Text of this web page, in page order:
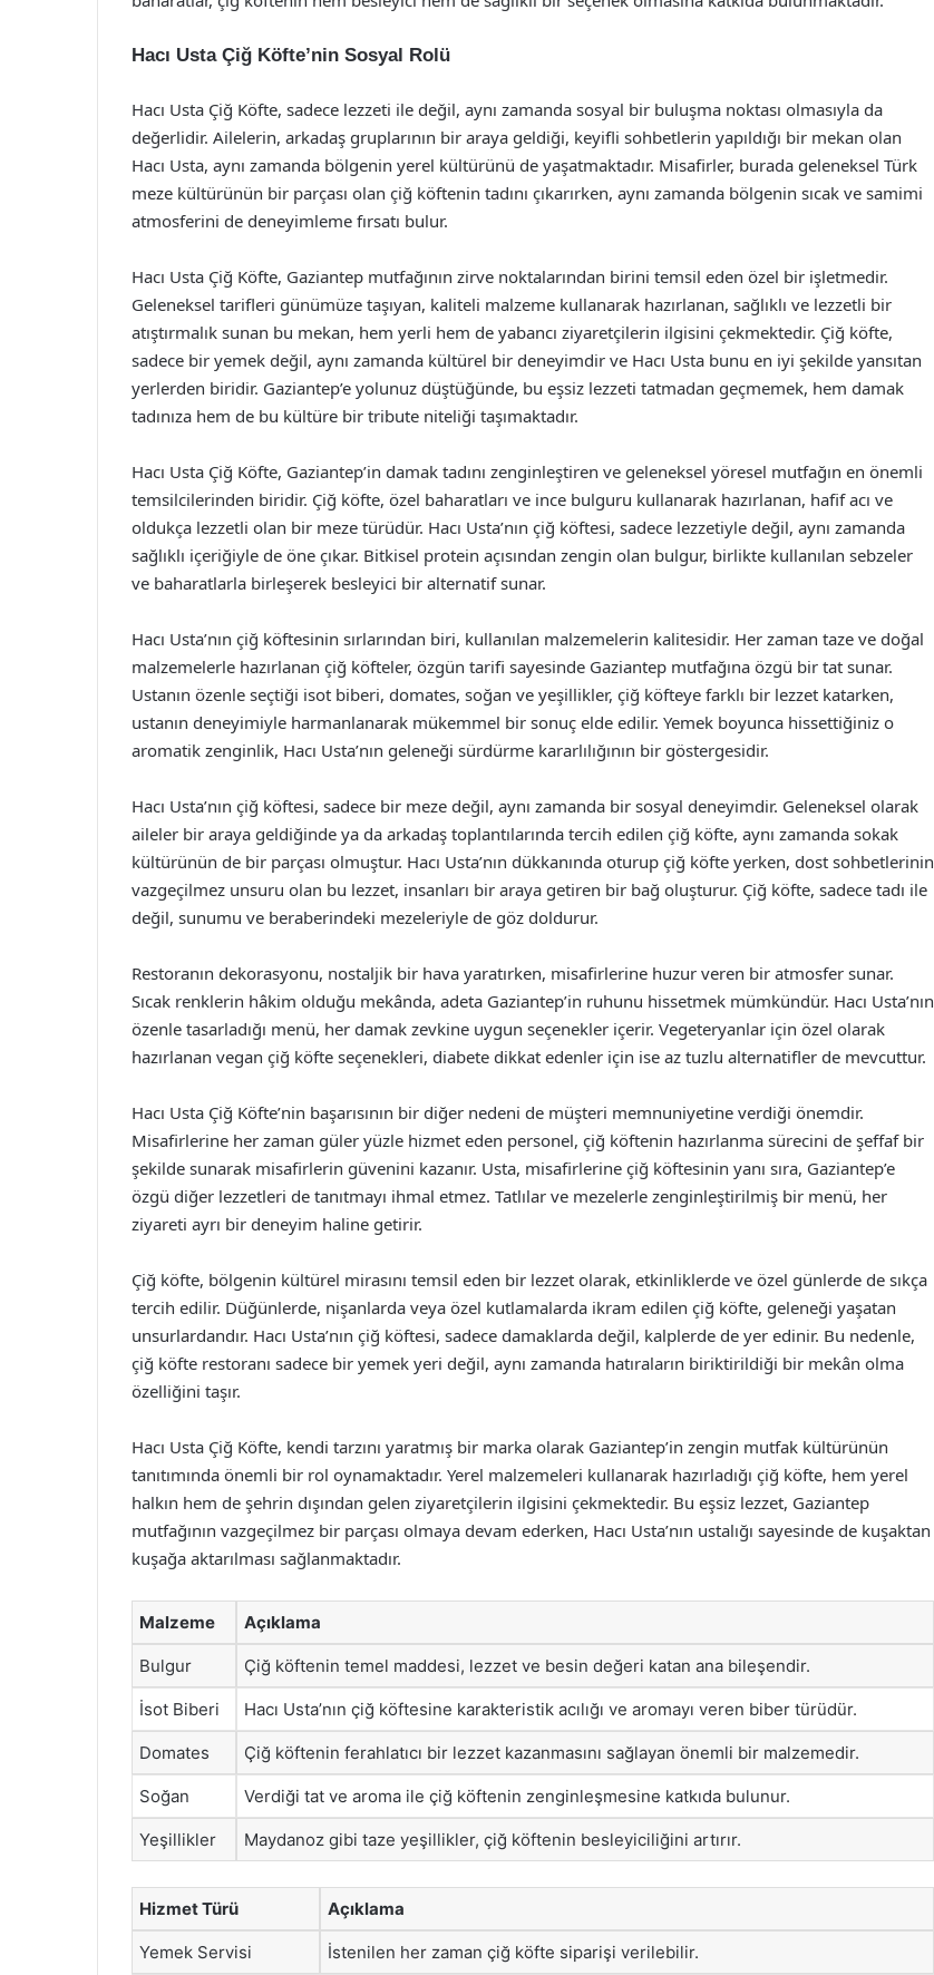
Hacı Usta Çiğ Köfte’nin Sosyal Rolü
Hacı Usta Çiğ Köfte, sadece lezzeti ile değil, aynı zamanda sosyal bir buluşma noktası olmasıyla da
değerlidir. Ailelerin, arkadaş gruplarının bir araya geldiği, keyifli sohbetlerin yapıldığı bir mekan olan
Hacı Usta, aynı zamanda bölgenin yerel kültürünü de yaşatmaktadır. Misafirler, burada geleneksel Türk
meze kültürünün bir parçası olan çiğ köftenin tadını çıkarırken, aynı zamanda bölgenin sıcak ve samimi
atmosferini de deneyimleme fırsatı bulur.
Hacı Usta Çiğ Köfte, Gaziantep mutfağının zirve noktalarından birini temsil eden özel bir işletmedir.
Geleneksel tarifleri günümüze taşıyan, kaliteli malzeme kullanarak hazırlanan, sağlıklı ve lezzetli bir
atıştırmalık sunan bu mekan, hem yerli hem de yabancı ziyaretçilerin ilgisini çekmektedir. Çiğ köfte,
sadece bir yemek değil, aynı zamanda kültürel bir deneyimdir ve Hacı Usta bunu en iyi şekilde yansıtan
yerlerden biridir. Gaziantep’e yolunuz düştüğünde, bu eşsiz lezzeti tatmadan geçmemek, hem damak
tadınıza hem de bu kültüre bir tribute niteliği taşımaktadır.
Hacı Usta Çiğ Köfte, Gaziantep’in damak tadını zenginleştiren ve geleneksel yöresel mutfağın en önemli
temsilcilerinden biridir. Çiğ köfte, özel baharatları ve ince bulguru kullanarak hazırlanan, hafif acı ve
oldukça lezzetli olan bir meze türüdür. Hacı Usta’nın çiğ köftesi, sadece lezzetiyle değil, aynı zamanda
sağlıklı içeriğiyle de öne çıkar. Bitkisel protein açısından zengin olan bulgur, birlikte kullanılan sebzeler
ve baharatlarla birleşerek besleyici bir alternatif sunar.
Hacı Usta’nın çiğ köftesinin sırlarından biri, kullanılan malzemelerin kalitesidir. Her zaman taze ve doğal
malzemelerle hazırlanan çiğ köfteler, özgün tarifi sayesinde Gaziantep mutfağına özgü bir tat sunar.
Ustanın özenle seçtiği isot biberi, domates, soğan ve yeşillikler, çiğ köfteye farklı bir lezzet katarken,
ustanın deneyimiyle harmanlanarak mükemmel bir sonuç elde edilir. Yemek boyunca hissettiğiniz o
aromatik zenginlik, Hacı Usta’nın geleneği sürdürme kararlılığının bir göstergesidir.
Hacı Usta’nın çiğ köftesi, sadece bir meze değil, aynı zamanda bir sosyal deneyimdir. Geleneksel olarak
aileler bir araya geldiğinde ya da arkadaş toplantılarında tercih edilen çiğ köfte, aynı zamanda sokak
kültürünün de bir parçası olmuştur. Hacı Usta’nın dükkanında oturup çiğ köfte yerken, dost sohbetlerinin
vazgeçilmez unsuru olan bu lezzet, insanları bir araya getiren bir bağ oluşturur. Çiğ köfte, sadece tadı ile
değil, sunumu ve beraberindeki mezeleriyle de göz doldurur.
Restoranın dekorasyonu, nostaljik bir hava yaratırken, misafirlerine huzur veren bir atmosfer sunar.
Sıcak renklerin hâkim olduğu mekânda, adeta Gaziantep’in ruhunu hissetmek mümkündür. Hacı Usta’nın
özenle tasarladığı menü, her damak zevkine uygun seçenekler içerir. Vegeteryanlar için özel olarak
hazırlanan vegan çiğ köfte seçenekleri, diabete dikkat edenler için ise az tuzlu alternatifler de mevcuttur.
Hacı Usta Çiğ Köfte’nin başarısının bir diğer nedeni de müşteri memnuniyetine verdiği önemdir.
Misafirlerine her zaman güler yüzle hizmet eden personel, çiğ köftenin hazırlanma sürecini de şeffaf bir
şekilde sunarak misafirlerin güvenini kazanır. Usta, misafirlerine çiğ köftesinin yanı sıra, Gaziantep’e
özgü diğer lezzetleri de tanıtmayı ihmal etmez. Tatlılar ve mezelerle zenginleştirilmiş bir menü, her
ziyareti ayrı bir deneyim haline getirir.
Çiğ köfte, bölgenin kültürel mirasını temsil eden bir lezzet olarak, etkinliklerde ve özel günlerde de sıkça
tercih edilir. Düğünlerde, nişanlarda veya özel kutlamalarda ikram edilen çiğ köfte, geleneği yaşatan
unsurlardandır. Hacı Usta’nın çiğ köftesi, sadece damaklarda değil, kalplerde de yer edinir. Bu nedenle,
çiğ köfte restoranı sadece bir yemek yeri değil, aynı zamanda hatıraların biriktirildiği bir mekân olma
özelliğini taşır.
Hacı Usta Çiğ Köfte, kendi tarzını yaratmış bir marka olarak Gaziantep’in zengin mutfak kültürünün
tanıtımında önemli bir rol oynamaktadır. Yerel malzemeleri kullanarak hazırladığı çiğ köfte, hem yerel
halkın hem de şehrin dışından gelen ziyaretçilerin ilgisini çekmektedir. Bu eşsiz lezzet, Gaziantep
mutfağının vazgeçilmez bir parçası olmaya devam ederken, Hacı Usta’nın ustalığı sayesinde de kuşaktan
kuşağa aktarılması sağlanmaktadır.
Malzeme Açıklama
Bulgur Çiğ köftenin temel maddesi, lezzet ve besin değeri katan ana bileşendir.
İsot Biberi Hacı Usta’nın çiğ köftesine karakteristik acılığı ve aromayı veren biber türüdür.
Domates Çiğ köftenin ferahlatıcı bir lezzet kazanmasını sağlayan önemli bir malzemedir.
Soğan Verdiği tat ve aroma ile çiğ köftenin zenginleşmesine katkıda bulunur.
Yeşillikler Maydanoz gibi taze yeşillikler, çiğ köftenin besleyiciliğini artırır.
Hizmet Türü Açıklama
Yemek Servisi İstenilen her zaman çiğ köfte siparişi verilebilir.